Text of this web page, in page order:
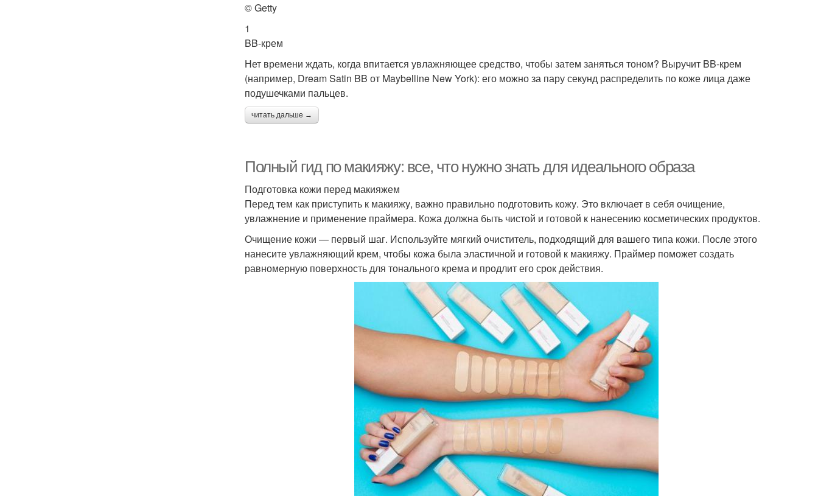
© Getty
1
BB-крем
Нет времени ждать, когда впитается увлажняющее средство, чтобы затем заняться тоном? Выручит BB-крем
(например, Dream Satin BB от Maybelline New York): его можно за пару секунд распределить по коже лица даже
подушечками пальцев.
читать дальше →
Полный гид по макияжу: все, что нужно знать для идеального образа
Подготовка кожи перед макияжем
Перед тем как приступить к макияжу, важно правильно подготовить кожу. Это включает в себя очищение,
увлажнение и применение праймера. Кожа должна быть чистой и готовой к нанесению косметических продуктов.
Очищение кожи — первый шаг. Используйте мягкий очиститель, подходящий для вашего типа кожи. После этого
нанесите увлажняющий крем, чтобы кожа была эластичной и готовой к макияжу. Праймер поможет создать
равномерную поверхность для тонального крема и продлит его срок действия.